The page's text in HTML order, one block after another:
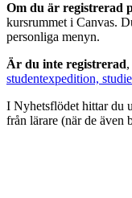
Om du är registrerad
kursrummet i Canvas.
personliga menyn.
Är du inte registrerad,
studentexpedition,
I Nyhetsflödet hittar du
från lärare (när de även